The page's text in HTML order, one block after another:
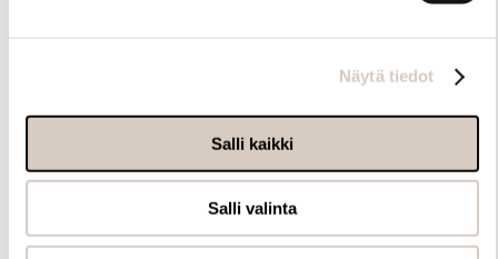
Näytä tiedot
Salli kaikki
Salli valinta
Samankaltaisia tuotteita
Muut ostivat myös